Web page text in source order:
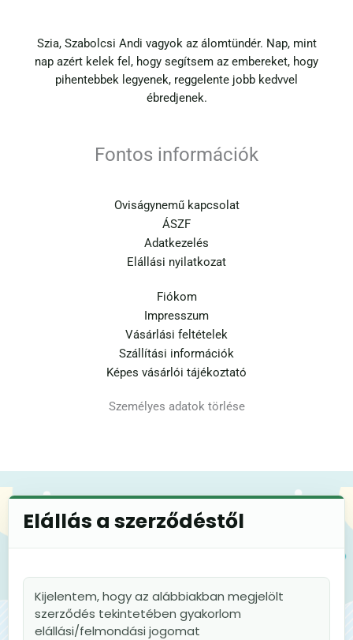
Szia, Szabolcsi Andi vagyok az álomtündér. Nap, mint
nap azért kelek fel, hogy segítsem az embereket, hogy
pihentebbek legyenek, reggelente jobb kedvvel
ébredjenek.
Fontos információk
Oviságynemű kapcsolat
ÁSZF
Adatkezelés
Elállási nyilatkozat
Fiókom
Impresszum
Vásárlási feltételek
Szállítási információk
Képes vásárlói tájékoztató
Személyes adatok törlése
Elállás a szerződéstől
Kijelentem, hogy az alábbiakban megjelölt
szerződés tekintetében gyakorlom
elállási/felmondási jogomat